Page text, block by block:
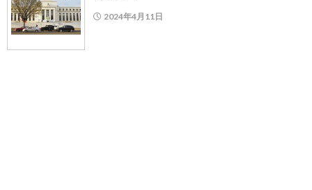
2024年4月11日